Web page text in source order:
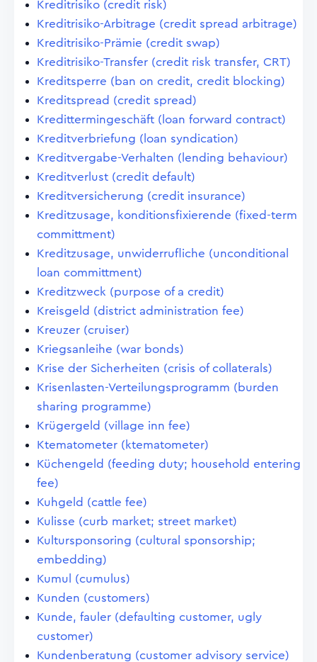
Kreditrisiko (credit risk)
Kreditrisiko-Arbitrage (credit spread arbitrage)
Kreditrisiko-Prämie (credit swap)
Kreditrisiko-Transfer (credit risk transfer, CRT)
Kreditsperre (ban on credit, credit blocking)
Kreditspread (credit spread)
Kredittermingeschäft (loan forward contract)
Kreditverbriefung (loan syndication)
Kreditvergabe-Verhalten (lending behaviour)
Kreditverlust (credit default)
Kreditversicherung (credit insurance)
Kreditzusage, konditionsfixierende (fixed-term
committment)
Kreditzusage, unwiderrufliche (unconditional
loan committment)
Kreditzweck (purpose of a credit)
Kreisgeld (district administration fee)
Kreuzer (cruiser)
Kriegsanleihe (war bonds)
Krise der Sicherheiten (crisis of collaterals)
Krisenlasten-Verteilungsprogramm (burden
sharing programme)
Krügergeld (village inn fee)
Ktematometer (ktematometer)
Küchengeld (feeding duty; household entering
fee)
Kuhgeld (cattle fee)
Kulisse (curb market; street market)
Kultursponsoring (cultural sponsorship;
embedding)
Kumul (cumulus)
Kunden (customers)
Kunde, fauler (defaulting customer, ugly
customer)
Kundenberatung (customer advisory service)